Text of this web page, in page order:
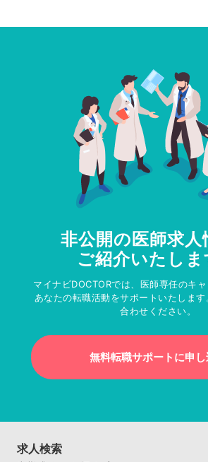
非公開の医師求人
ご紹介いたしま
マイナビDOCTORでは、医師専任のキ
あなたの転職活動をサポートいたしま
合わせください。
無料転職サポートに申
求人検索